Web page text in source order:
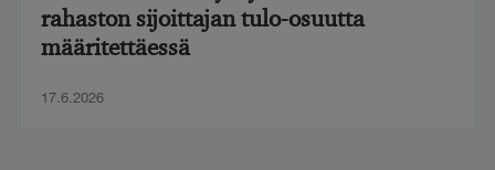
rahaston sijoittajan tulo-osuutta
määritettäessä
17.6.2026